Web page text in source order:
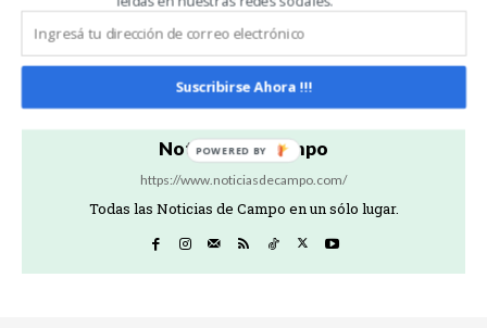
Tecnovax celebra sus 20
mayor infraestructura
Hecha de vos, hecha de
Noticias De Campo
https://www.noticiasdecampo.com/
Todas las Noticias de Campo en un sólo lugar.
Suscribirse Ahora !!!